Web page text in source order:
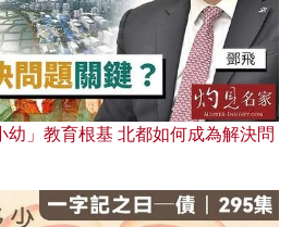
幼」教育根基 北都如何成為解決問